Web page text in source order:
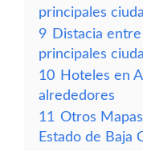
principales
9 Distacia
principales
10 Hoteles en
alrededores
11 Otros
Estado de Baja